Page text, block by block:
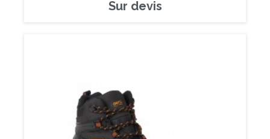
Sur devis